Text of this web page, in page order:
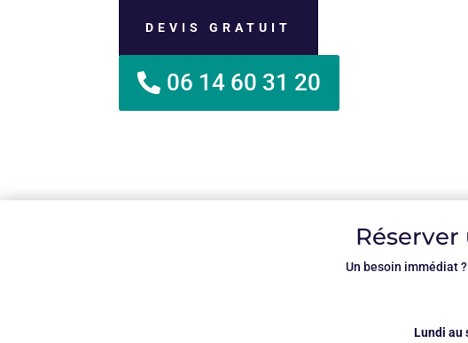
DEVIS GRATUIT
06 14 60 31 20
Un besoin immédiat
Lundi au